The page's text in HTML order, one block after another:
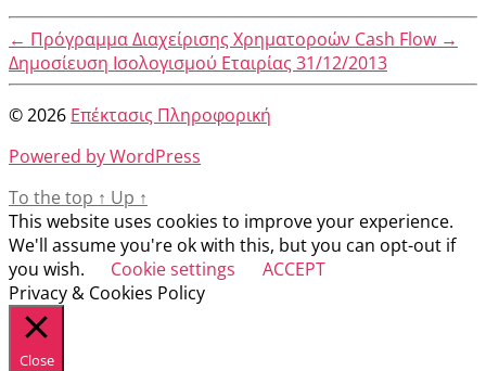
← Πρόγραμμα Διαχείρισης Χρηματοροών Cash Flow →
Δημοσίευση Ισολογισμού Εταιρίας 31/12/2013
© 2026 Επέκτασις Πληροφορική
Powered by WordPress
To the top ↑ Up ↑
This website uses cookies to improve your experience.
We'll assume you're ok with this, but you can opt-out if
you wish.
Cookie settings
ACCEPT
Privacy & Cookies Policy
Close